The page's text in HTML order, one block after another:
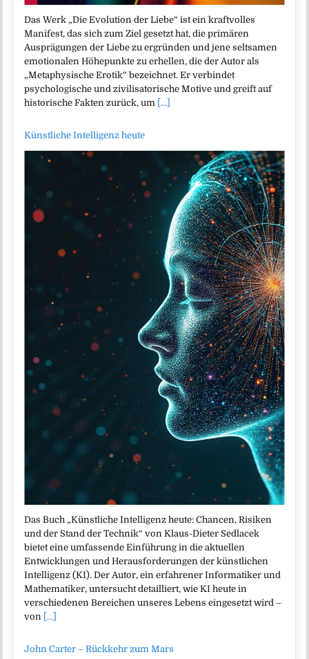
Das Werk „Die Evolution der Liebe“ ist ein kraftvolles
Manifest, das sich zum Ziel gesetzt hat, die primären
Ausprägungen der Liebe zu ergründen und jene seltsamen
emotionalen Höhepunkte zu erhellen, die der Autor als
„Metaphysische Erotik“ bezeichnet. Er verbindet
psychologische und zivilisatorische Motive und greift auf
historische Fakten zurück, um [...]
Künstliche Intelligenz heute
Das Buch „Künstliche Intelligenz heute: Chancen, Risiken
und der Stand der Technik“ von Klaus-Dieter Sedlacek
bietet eine umfassende Einführung in die aktuellen
Entwicklungen und Herausforderungen der künstlichen
Intelligenz (KI). Der Autor, ein erfahrener Informatiker und
Mathematiker, untersucht detailliert, wie KI heute in
verschiedenen Bereichen unseres Lebens eingesetzt wird –
von [...]
John Carter – Rückkehr zum Mars